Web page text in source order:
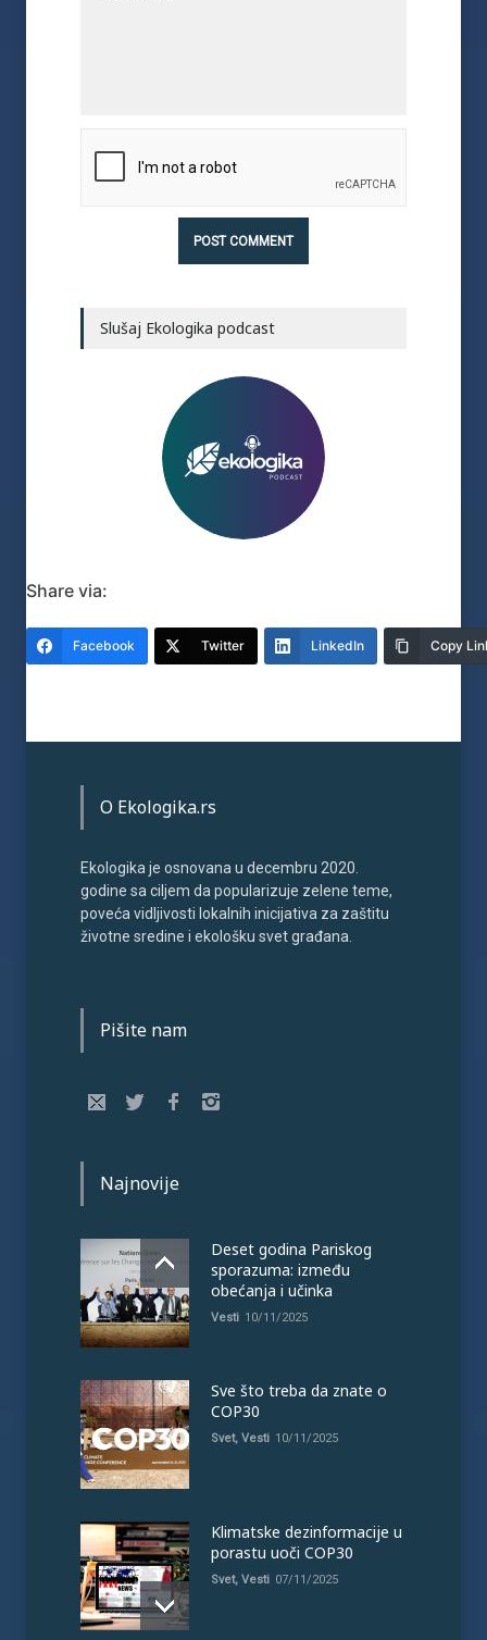
Slušaj Ekologika podcast
Share via:
Facebook Twitter LinkedIn Copy
O Ekologika.rs
Ekologika je osnovana u decembru 2020.
godine sa ciljem da popularizuje zelene teme,
poveća vidljivosti lokalnih inicijativa za zaštitu
životne sredine i ekološku svet građana.
Pišite nam
Najnovije
Deset godina Pariskog
sporazuma: između
obećanja i učinka
Vesti 10/11/2025
Sve što treba da znate o
COP30
Svet, Vesti 10/11/2025
Klimatske dezinformacije u
porastu uoči COP30
Svet, Vesti 07/11/2025